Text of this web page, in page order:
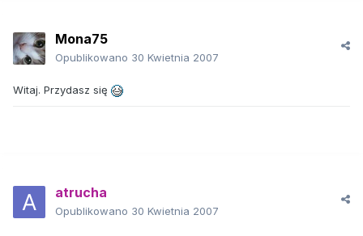
Mona75
Opublikowano 30 Kwietnia 2007
Witaj. Przydasz się
atrucha
Opublikowano 30 Kwietnia 2007